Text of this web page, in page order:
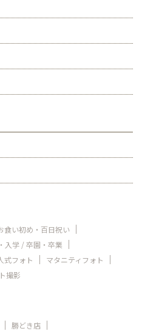
食い初め・百日祝い
入学 / 卒園・卒業
式フォト
マタニティフォト
撮影
勝どき店